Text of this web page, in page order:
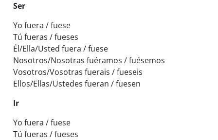
Ser
Yo fuera / fuese
Tú fueras / fueses
Él/Ella/Usted fuera / fuese
Nosotros/Nosotras fuéramos / fuésemos
Vosotros/Vosotras fuerais / fueseis
Ellos/Ellas/Ustedes fueran / fuesen
Ir
Yo fuera / fuese
Tú fueras / fueses